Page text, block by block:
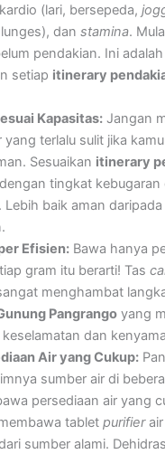
(lari, bersepeda,
danstamina.
pendakian. Ini
setiap itinerary
Kapasitas: Jangan
yang terlalu sulit jika
Sesuaikan itinerary
dengan tingkat kebugaran
Lebih baik aman
Efisien: Bawa hanya
gram itu berarti! Tas
menghambat
Pangrango yang
dan
Air yang Cukup:
sumber air di
persediaan air yang
tabletpurifierair
sumber alami.